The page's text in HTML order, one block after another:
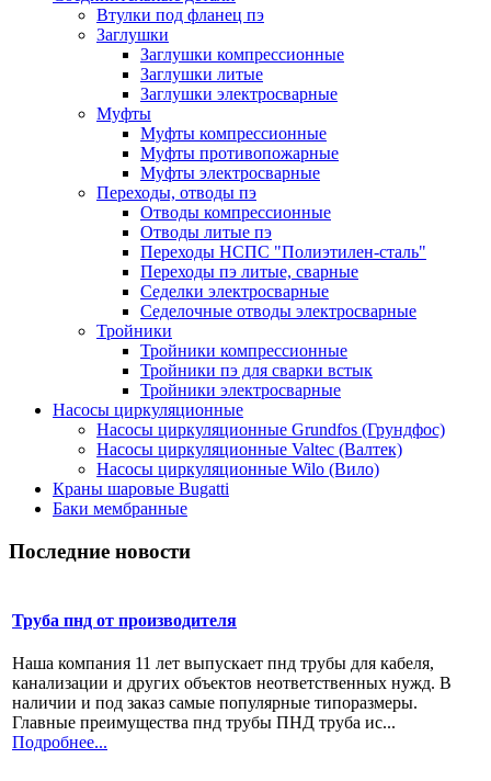
Втулки под фланец пэ
Заглушки
Заглушки компрессионные
Заглушки литые
Заглушки электросварные
Муфты
Муфты компрессионные
Муфты противопожарные
Муфты электросварные
Переходы, отводы пэ
Отводы компрессионные
Отводы литые пэ
Переходы НСПС "Полиэтилен-сталь"
Переходы пэ литые, сварные
Седелки электросварные
Седелочные отводы электросварные
Тройники
Тройники компрессионные
Тройники пэ для сварки встык
Тройники электросварные
Насосы циркуляционные
Насосы циркуляционные Grundfos (Грундфос)
Насосы циркуляционные Valtec (Валтек)
Насосы циркуляционные Wilo (Вило)
Краны шаровые Bugatti
Баки мембранные
Последние новости
Труба пнд от производителя
Наша компания 11 лет выпускает пнд трубы для кабеля,
канализации и других объектов неответственных нужд. В
наличии и под заказ самые популярные типоразмеры.
Главные преимущества пнд трубы ПНД труба ис...
Подробнее...